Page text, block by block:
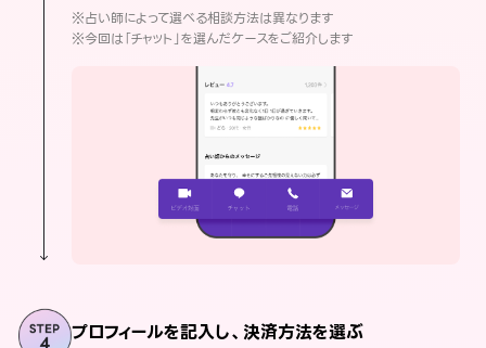
※占い師によって選べる相談方法は異なります
※今回は「チャット」を選んだケースをご紹介します
プロフィールを記入し、決済方法を選ぶ